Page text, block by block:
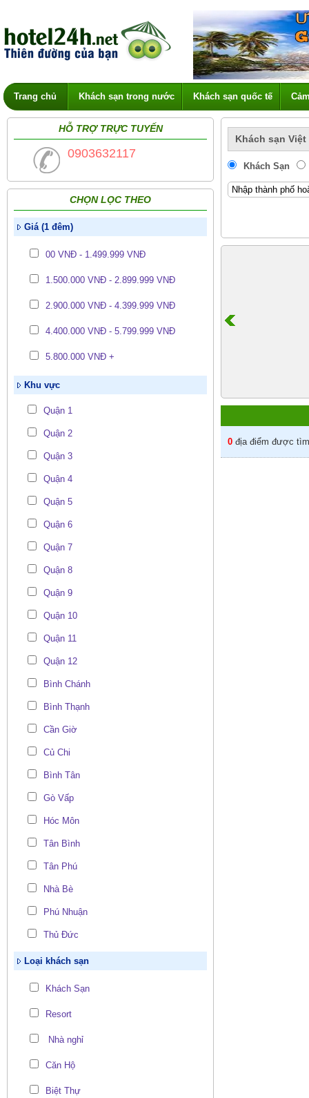
Trang chủ Khách sạn trong nước Khách sạn quốc tế
HỖ TRỢ TRỰC TUYẾN
0903632117
CHỌN LỌC THEO
Giá (1 đêm)
00 VNĐ - 1.499.999 VNĐ
1.500.000 VNĐ - 2.899.999 VNĐ
2.900.000 VNĐ - 4.399.999 VNĐ
4.400.000 VNĐ - 5.799.999 VNĐ
5.800.000 VNĐ +
Khu vực
Quận 1
Quận 2
Quận 3
Quận 4
Quận 5
Quận 6
Quận 7
Quận 8
Quận 9
Quận 10
Quận 11
Quận 12
Bình Chánh
Bình Thạnh
Cần Giờ
Củ Chi
Bình Tân
Gò Vấp
Hóc Môn
Tân Bình
Tân Phú
Nhà Bè
Phú Nhuận
Thủ Đức
Loại khách sạn
Khách Sạn
Resort
Nhà nghỉ
Căn Hộ
Biệt Thự
Khách sạn Việt
Khách Sạn
0 địa điểm được